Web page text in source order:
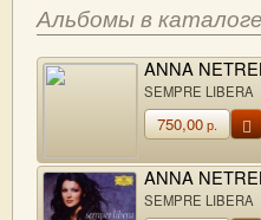
Альбомы в каталоге
ANNA
SEMPRE LIBERA
750,00р.
ANNA
SEMPRE LIBERA